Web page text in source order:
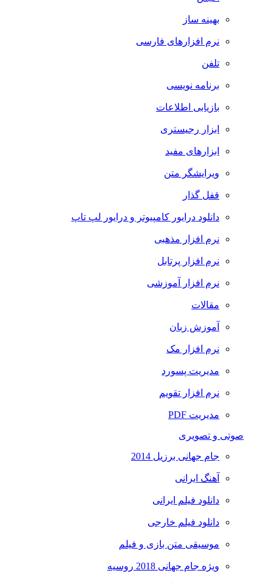
بهینه ساز
نرم افزارهای فارسی
تلفن
برنامه نویسی
بازیابی اطلاعات
ابزار رجیستری
ابزارهای مفید
ویرایشگر متن
قفل گذار
دانلود درایور کامپیوتر و درایور لپ تاپ
نرم افزار مذهبی
نرم افزار پرتابل
نرم افزار آموزشی
مقالات
آموزش زبان
نرم افزار مک
مدیریت پسورد
نرم افزار تقویم
مدیریت PDF
صوتی و تصویری
جام جهانی برزیل 2014
آهنگ ایرانی
دانلود فیلم ایرانی
دانلود فیلم خارجی
موسیقی متن بازی و فیلم
ویژه جام جهانی 2018 روسیه